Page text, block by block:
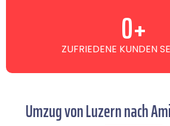
ZUFRIEDENE KUNDEN
0+
Umzug von Luzern nach